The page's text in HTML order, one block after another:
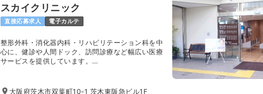
スカイクリニック
直接応募求人 電子カルテ
整形外科・消化器内科・リハビリテーション科を中
心に、健診や人間ドック、訪問診療など幅広い医療
サービスを提供しています。
大阪府茨木市双葉町10-1 茨木東阪急ビル1F